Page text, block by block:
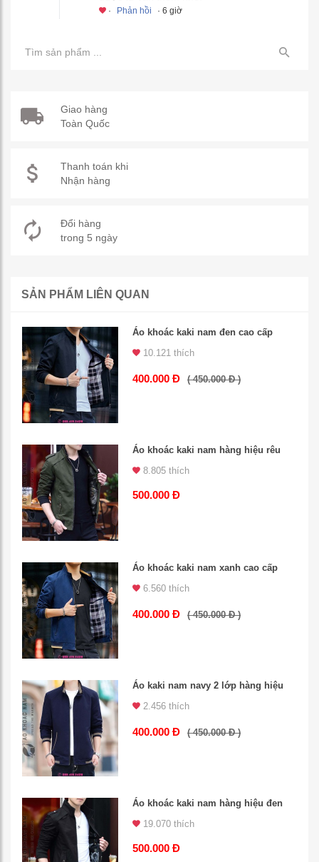
· Phản hồi · 6 giờ
Giao hàng
Toàn Quốc
Thanh toán khi
Nhận hàng
Đổi hàng
trong 5 ngày
SẢN PHẨM LIÊN QUAN
Áo khoác kaki nam đen cao cấp
10.121 thích
400.000 Đ ( 450.000 Đ )
Áo khoác kaki nam hàng hiệu rêu
8.805 thích
500.000 Đ
Áo khoác kaki nam xanh cao cấp
6.560 thích
400.000 Đ ( 450.000 Đ )
Áo kaki nam navy 2 lớp hàng hiệu
2.456 thích
400.000 Đ ( 450.000 Đ )
Áo khoác kaki nam hàng hiệu đen
19.070 thích
500.000 Đ